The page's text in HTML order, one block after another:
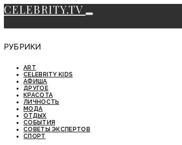
CELEBRITY.TV
РУБРИКИ
ART
CELEBRITY KIDS
АФИША
ДРУГОЕ
КРАСОТА
ЛИЧНОСТЬ
МОДА
ОТДЫХ
СОБЫТИЯ
СОВЕТЫ ЭКСПЕРТОВ
СПОРТ